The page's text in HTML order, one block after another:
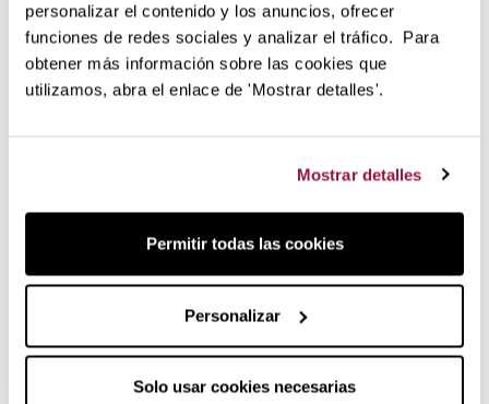
personalizar el contenido y los anuncios, ofrecer
funciones de redes sociales y analizar el tráfico. Para
obtener más información sobre las cookies que
utilizamos, abra el enlace de 'Mostrar detalles'.
Mostrar detalles
Permitir todas las cookies
Personalizar
Solo usar cookies necesarias
Serie SHUN Nagare de KAI
Con la serie SHUN Nagare, la corporación japonesa de
artesanos KAI ha logrado crear otra pieza maestra de
cuchillería tradicional clásica e innovadora. Con un diseño
que reparte armonía y estilo en su conjunto, la serie SHUN
Nagare se pone a la vanguardia en el concepto de cuchillos
japoneses.
El complejo proceso de producción de esta serie y la